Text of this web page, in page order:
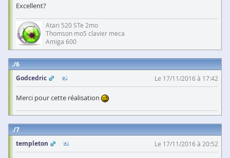
Excellent?
Atari 520 STe 2mo
Thomson mo5 clavier meca
Amiga 600
6
Godcedric
Le 17/11/2016 à 17:42
Merci pour cette réalisation
7
templeton
Le 17/11/2016 à 20:52